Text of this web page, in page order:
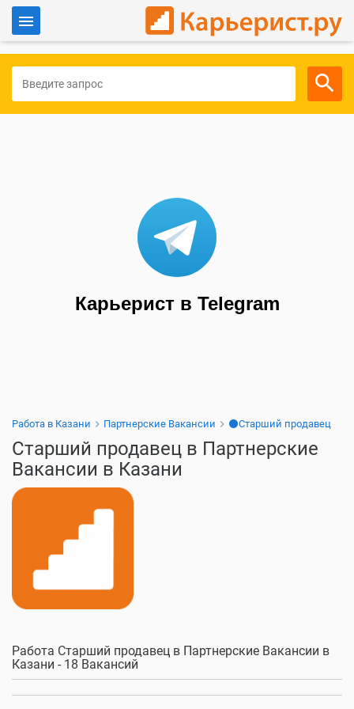
Для работодателей
Карьерист в Telegram
Работа в Казани Партнерские Вакансии ⚫Старший продавец
Старший продавец в Партнерские
Вакансии в Казани
Работа Старший продавец в Партнерские Вакансии в
Казани - 18 Вакансий